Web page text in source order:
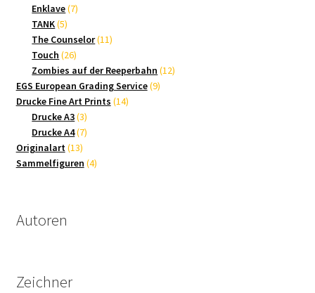
Enklave 77
TANK 55
Produkte
The Counselor 1111
Touch 2626
Produkte
Zombies auf der Reeperbahn 1212
EGS European Grading Service 99
Drucke Fine Art Prints 1414
Drucke A3 33
Produkte
Drucke A4 77
Originalart 1313
Produkte
Sammelfiguren 44
Autoren
Zeichner